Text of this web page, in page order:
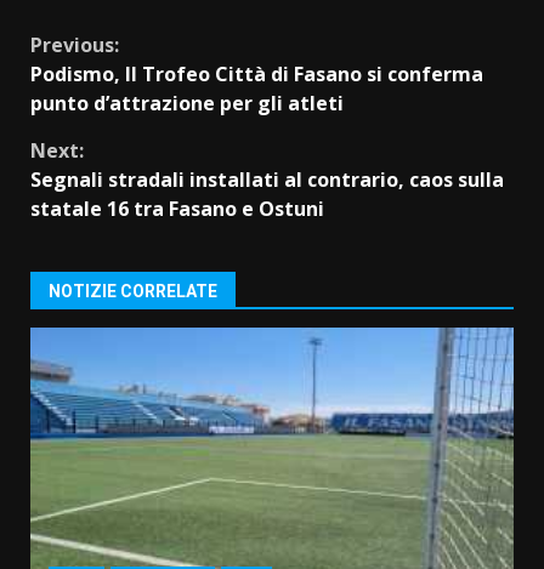
Continue
Reading
Previous:
Podismo, Il Trofeo Città di Fasano si conferma
punto d’attrazione per gli atleti
Next:
Segnali stradali installati al contrario, caos sulla
statale 16 tra Fasano e Ostuni
NOTIZIE CORRELATE